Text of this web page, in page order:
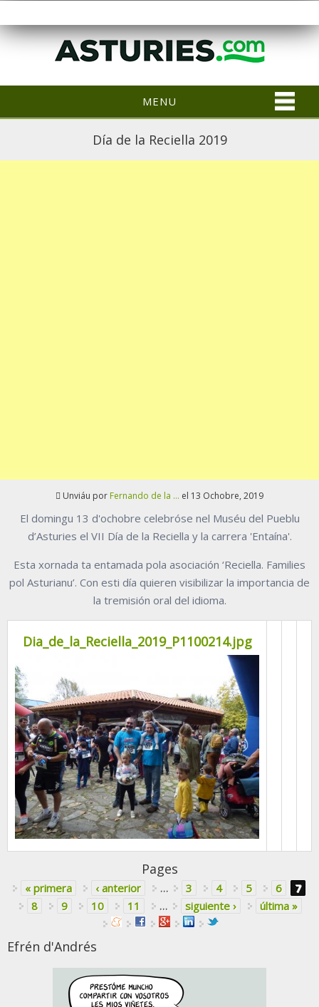
MENU
Día de la Reciella 2019
Unviáu por Fernando de la ... el 13 Ochobre, 2019
El domingu 13 d'ochobre celebróse nel Muséu del Pueblu
d’Asturies el VII Día de la Reciella y la carrera 'Entaína'.
Esta xornada ta entamada pola asociación ‘Reciella. Families
pol Asturianu’. Con esti día quieren visibilizar la importancia de
la tremisión oral del idioma.
Dia_de_la_Reciella_2019_P1100214.jpg
Pages
« primera ‹ anterior … 3 4 5 6
7
8
9 10 11 … siguiente › última »
Efrén d'Andrés